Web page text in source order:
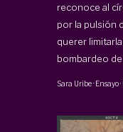
reconoce al
por la pulsión
querer
bombardeo de
Sara Uribe· Ensayo ·